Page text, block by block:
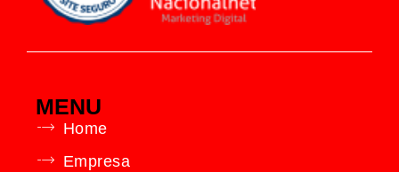
MENU
Home
Empresa